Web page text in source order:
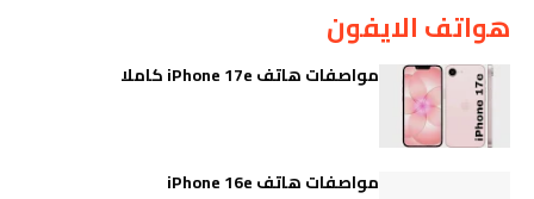
هواتف الايفون
مواصفات هاتف iPhone 17e كاملا
مواصفات هاتف iPhone 16e